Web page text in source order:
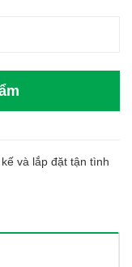
và lắp đặt tận tình